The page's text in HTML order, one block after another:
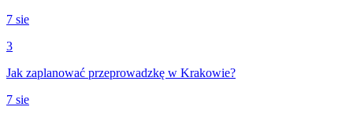
7 sie
3
Jak zaplanować przeprowadzkę w Krakowie?
7 sie